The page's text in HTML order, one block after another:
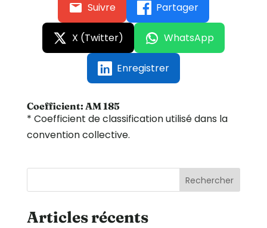
Suivre Partager
X (Twitter) WhatsApp
Enregistrer
Coefficient: AM 185
* Coefficient de classification utilisé dans la
convention collective.
Rechercher
Articles récents